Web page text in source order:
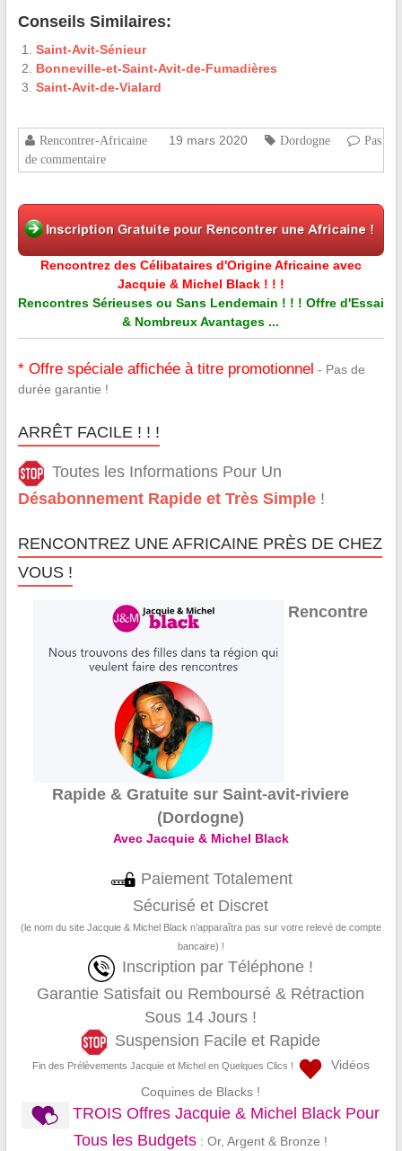
Conseils Similaires:
Saint-Avit-Sénieur
Bonneville-et-Saint-Avit-de-Fumadières
Saint-Avit-de-Vialard
Rencontrer-Africaine 19 mars 2020 Dordogne
Pas
de commentaire
Rencontrez des Célibataires d'Origine Africaine avec
Jacquie & Michel Black ! ! !
Rencontres Sérieuses ou Sans Lendemain ! ! ! Offre d'Essai
& Nombreux Avantages ...
* Offre spéciale affichée à titre promotionnel - Pas de
durée garantie !
ARRÊT FACILE ! ! !
Toutes les Informations Pour Un
Désabonnement Rapide et Très Simple!
RENCONTREZ UNE AFRICAINE PRÈS DE CHEZ
VOUS !
Rencontre
Rapide & Gratuite sur Saint-avit-riviere
(Dordogne)
Avec Jacquie & Michel Black
Paiement Totalement
Sécurisé et Discret
(le nom du site Jacquie & Michel Black n’apparaîtra pas sur votre relevé de compte
bancaire) !
Inscription par Téléphone !
Garantie Satisfait ou Remboursé & Rétraction
Sous 14 Jours !
Suspension Facile et Rapide
Fin des Prélèvements Jacquie et Michel en Quelques Clics !
Vidéos
Coquines de Blacks !
TROIS Offres Jacquie & Michel Black Pour
Tous les Budgets : Or, Argent & Bronze !